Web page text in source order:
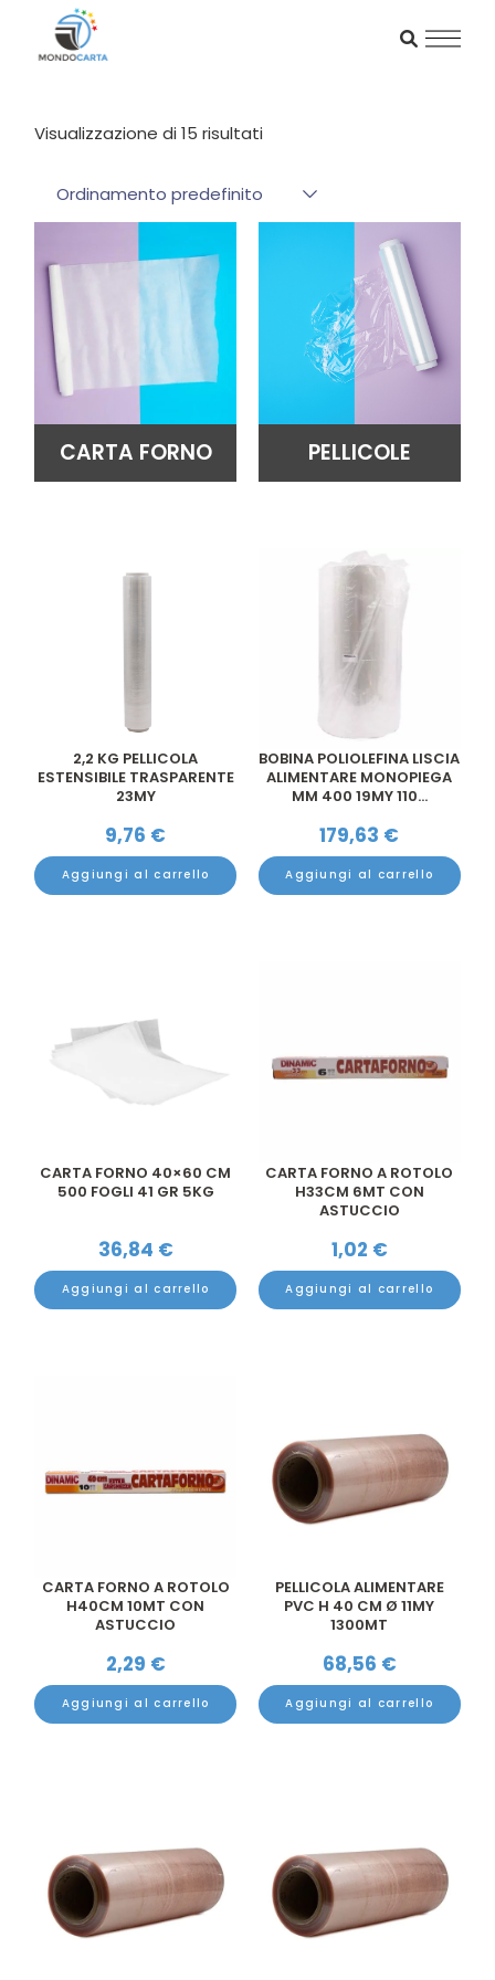
content
Visualizzazione di 15 risultati
Ordinamento predefinito
CARTA FORNO PELLICOLE
2,2 KG PELLICOLA
ESTENSIBILE TRASPARENTE
23MY
9,76 €
Aggiungi al carrello
BOBINA POLIOLEFINA LISCIA
ALIMENTARE MONOPIEGA
MM 400 19MY 110...
179,63 €
Aggiungi al carrello
CARTA FORNO 40×60 CM
500 FOGLI 41 GR 5KG
36,84 €
Aggiungi al carrello
CARTA FORNO A ROTOLO
H33CM 6MT CON
ASTUCCIO
1,02 €
Aggiungi al carrello
CARTA FORNO A ROTOLO
H40CM 10MT CON
ASTUCCIO
2,29 €
Aggiungi al carrello
PELLICOLA ALIMENTARE
PVC H 40 CM Ø 11MY
1300MT
68,56 €
Aggiungi al carrello